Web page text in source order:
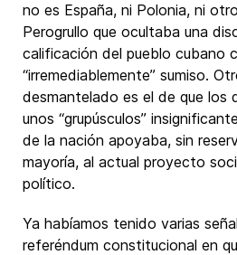
no es España, ni Polonia, ni
Perogrullo que ocultaba una
calificación del pueblo cubano
“irremediablemente” sumiso.
desmantelado es el de que los
unos “grupúsculos”
de la nación apoyaba, sin
mayoría, al actual proyecto
político.
Ya habíamos tenido varias
referéndum constitucional en